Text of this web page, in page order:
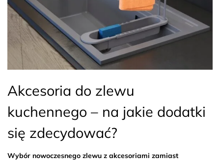
Akcesoria do zlewu
kuchennego – na jakie dodatki
się zdecydować?
Wybór nowoczesnego zlewu z akcesoriami zamiast